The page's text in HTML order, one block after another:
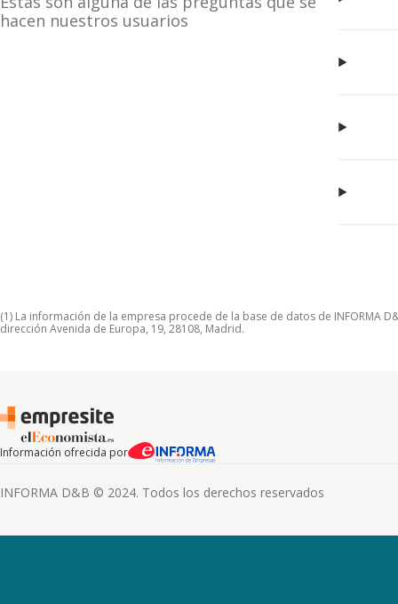
hacen nuestros usuarios
(1) La información de la empresa procede de la base de datos de INFORMA
dirección Avenida de Europa, 19, 28108, Madrid.
Información ofrecida por
INFORMA D&B © 2024. Todos los derechos reservados